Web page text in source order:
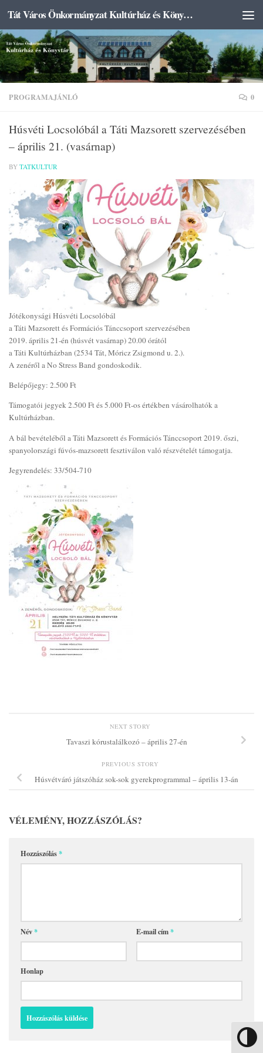
Nagy
Skip to content Tát Város Önkormányzat Kultúrház és Könyvtár
PROGRAMAJÁNLÓ 0
Húsvéti Locsolóbál a Táti Mazsorett szervezésében
– április 21. (vasárnap)
BY TATKULTUR
Jótékonysági Húsvéti Locsolóbál
a Táti Mazsorett és Formációs Tánccsoport szervezésében
2019. április 21-én (húsvét vasárnap) 20.00 órától
a Táti Kultúrházban (2534 Tát, Móricz Zsigmond u. 2.).
A zenéről a No Stress Band gondoskodik.
Belépőjegy: 2.500 Ft
Támogatói jegyek 2.500 Ft és 5.000 Ft-os értékben vásárolhatók a
Kultúrházban.
A bál bevételéből a Táti Mazsorett és Formációs Tánccsoport 2019. őszi,
spanyolországi fúvós-mazsorett fesztiválon való részvételét támogatja.
Jegyrendelés: 33/504-710
NEXT STORY
Tavaszi kórustalálkozó – április 27-én
PREVIOUS STORY
Húsvétváró játszóház sok-sok gyerekprogrammal – április 13-án
VÉLEMÉNY, HOZZÁSZÓLÁS?
Hozzászólás*
Név* E-mail cím*
Honlap